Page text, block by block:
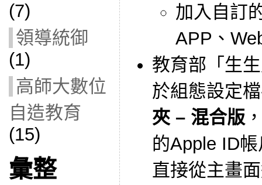
(7)
領導統御
(1)
高師大數位
自造教育
(15)
彙整
加入自訂
APP、
教育部「生
於組態設定
夾 – 混合版
的Apple ID
直接從主畫